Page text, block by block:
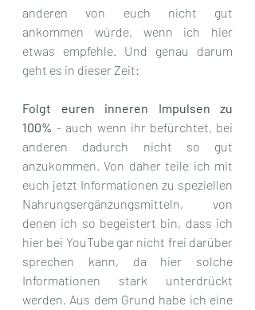
anderen von euch nicht gut
ankommen würde, wenn ich hier
etwas empfehle. Und genau darum
geht es in dieser Zeit:
Folgt euren inneren Impulsen zu
100% - auch wenn ihr befürchtet, bei
anderen dadurch nicht so gut
anzukommen. Von daher teile ich mit
euch jetzt Informationen zu speziellen
Nahrungsergänzungsmitteln, von
denen ich so begeistert bin, dass ich
hier bei YouTube gar nicht frei darüber
sprechen kann, da hier solche
Informationen stark unterdrückt
werden. Aus dem Grund habe ich eine